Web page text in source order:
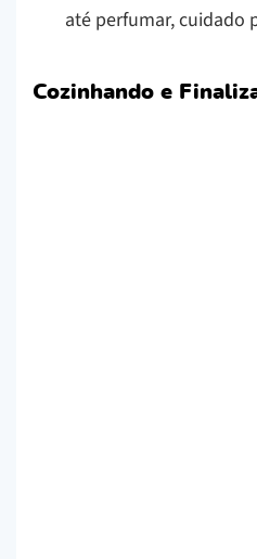
até perfumar, cuidado
Cozinhando e